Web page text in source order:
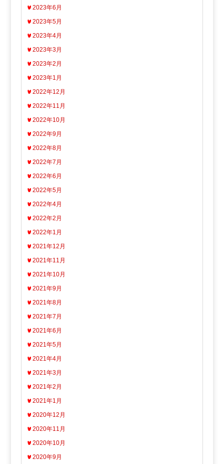
2023年6月
2023年5月
2023年4月
2023年3月
2023年2月
2023年1月
2022年12月
2022年11月
2022年10月
2022年9月
2022年8月
2022年7月
2022年6月
2022年5月
2022年4月
2022年2月
2022年1月
2021年12月
2021年11月
2021年10月
2021年9月
2021年8月
2021年7月
2021年6月
2021年5月
2021年4月
2021年3月
2021年2月
2021年1月
2020年12月
2020年11月
2020年10月
2020年9月